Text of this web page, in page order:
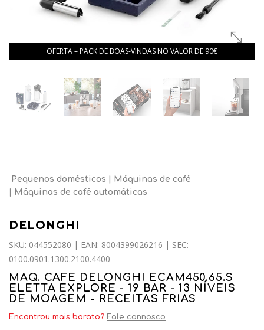
OFERTA – PACK DE BOAS-VINDAS NO VALOR DE 90€
Pequenos domésticos
Máquinas de café
Máquinas de café automáticas
DELONGHI
SKU: 044552080 | EAN: 8004399026216 | SEC:
0100.0901.1300.2100.4400
MAQ. CAFE DELONGHI ECAM450.65.S
ELETTA EXPLORE - 19 BAR - 13 NÍVEIS
DE MOAGEM - RECEITAS FRIAS
Encontrou mais barato? Fale connosco